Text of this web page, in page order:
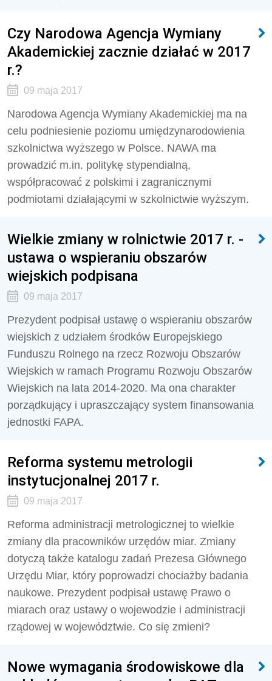
Czy Narodowa Agencja Wymiany
Akademickiej zacznie działać w 2017
r.?
09 maja 2017
Narodowa Agencja Wymiany Akademickiej ma na
celu podniesienie poziomu umiędzynarodowienia
szkolnictwa wyższego w Polsce. NAWA ma
prowadzić m.in. politykę stypendialną,
współpracować z polskimi i zagranicznymi
podmiotami działającymi w szkolnictwie wyższym.
Wielkie zmiany w rolnictwie 2017 r. -
ustawa o wspieraniu obszarów
wiejskich podpisana
09 maja 2017
Prezydent podpisał ustawę o wspieraniu obszarów
wiejskich z udziałem środków Europejskiego
Funduszu Rolnego na rzecz Rozwoju Obszarów
Wiejskich w ramach Programu Rozwoju Obszarów
Wiejskich na lata 2014-2020. Ma ona charakter
porządkujący i upraszczający system finansowania
jednostki FAPA.
Reforma systemu metrologii
instytucjonalnej 2017 r.
09 maja 2017
Reforma administracji metrologicznej to wielkie
zmiany dla pracowników urzędów miar. Zmiany
dotyczą także katalogu zadań Prezesa Głównego
Urzędu Miar, który poprowadzi chociażby badania
naukowe. Prezydent podpisał ustawę Prawo o
miarach oraz ustawy o wojewodzie i administracji
rządowej w województwie. Co się zmieni?
Nowe wymagania środowiskowe dla